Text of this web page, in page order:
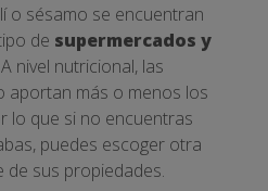
o sésamo se encuentran
de supermercados y
nivel nutricional, las
aportan más o menos los
lo que si no encuentras
puedes escoger otra
de sus propiedades.